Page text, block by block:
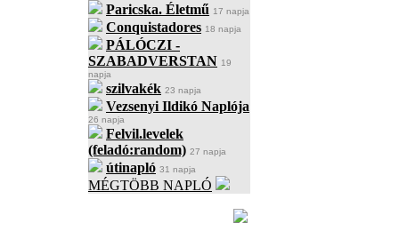
Paricska. Életmű 17 napja
Conquistadores 18 napja
PÁLÓCZI -
SZABADVERSTAN 19
napja
szilvakék 23 napja
Vezsenyi Ildikó Naplója
26 napja
Felvil.levelek
(feladó:random) 27 napja
útinapló 31 napja
MÉGTÖBB NAPLÓ